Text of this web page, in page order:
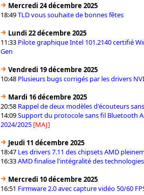
Mercredi 24 décembre 2025
18:49TLD vous souhaite de bonnes fêtes
Lundi 22 décembre 2025
11:33 Pilote graphique Intel 101.2140 certifié
Gen
Vendredi 19 décembre 2025
10:48 Plusieurs bugs corrigés par les drivers
Mardi 16 décembre 2025
20:58 Rappel de deux modèles d'écouteurs
14:09Support du protocole sans fil Bluetooth
2024/2025 [MAJ]
Jeudi 11 décembre 2025
18:47 Les drivers 7.11 des chipsets AMD
16:33AMD finalise l'intégralité des
Mercredi 10 décembre 2025
16:51 Firmware 2.0 avec capture vidéo 50/60